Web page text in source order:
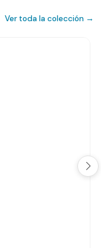
Ver toda la colección →